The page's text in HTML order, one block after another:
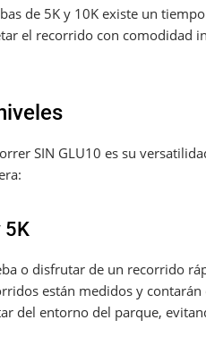
de 5K y 10K existe un
el recorrido con comodidad
SIN GLU10 es su
5K
o disfrutar de un recorrido
están medidos y
del entorno del parque,